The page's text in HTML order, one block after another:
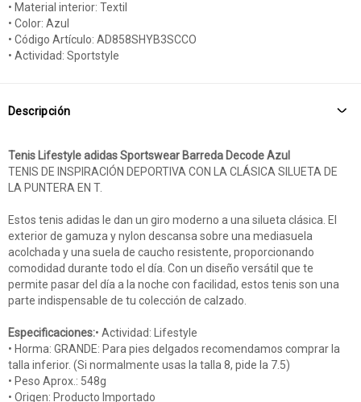
• Material interior: Textil
• Color: Azul
• Código Artículo: AD858SHYB3SCCO
• Actividad: Sportstyle
Descripción
Tenis Lifestyle adidas Sportswear Barreda Decode Azul
TENIS DE INSPIRACIÓN DEPORTIVA CON LA CLÁSICA SILUETA DE
LA PUNTERA EN T.
Estos tenis adidas le dan un giro moderno a una silueta clásica. El
exterior de gamuza y nylon descansa sobre una mediasuela
acolchada y una suela de caucho resistente, proporcionando
comodidad durante todo el día. Con un diseño versátil que te
permite pasar del día a la noche con facilidad, estos tenis son una
parte indispensable de tu colección de calzado.
Especificaciones:• Actividad: Lifestyle
• Horma: GRANDE: Para pies delgados recomendamos comprar la
talla inferior. (Si normalmente usas la talla 8, pide la 7.5)
• Peso Aprox.: 548g
• Origen: Producto Importado